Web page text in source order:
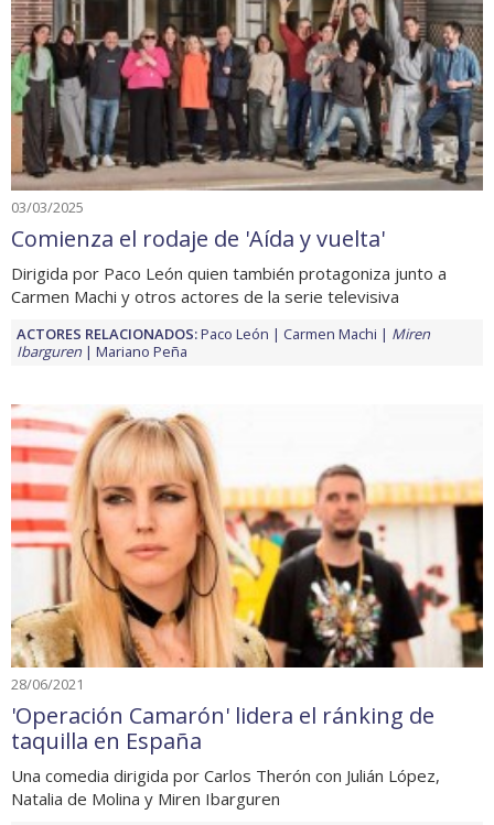
03/03/2025
Comienza el rodaje de 'Aída y vuelta'
Dirigida por Paco León quien también protagoniza junto a
Carmen Machi y otros actores de la serie televisiva
ACTORES RELACIONADOS:Paco León Carmen Machi
Miren
Ibarguren
Mariano Peña
28/06/2021
'Operación Camarón' lidera el ránking de
taquilla en España
Una comedia dirigida por Carlos Therón con Julián López,
Natalia de Molina y Miren Ibarguren